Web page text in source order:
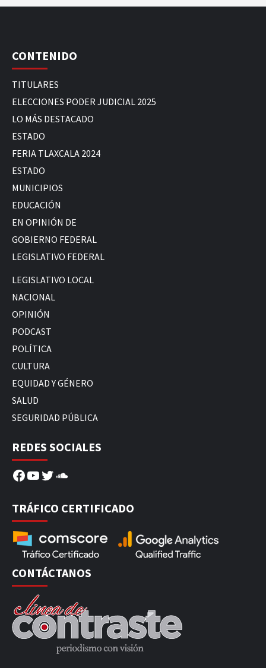
CONTENIDO
TITULARES
ELECCIONES PODER JUDICIAL 2025
LO MÁS DESTACADO
ESTADO
FERIA TLAXCALA 2024
ESTADO
MUNICIPIOS
EDUCACIÓN
EN OPINIÓN DE
GOBIERNO FEDERAL
LEGISLATIVO FEDERAL
LEGISLATIVO LOCAL
NACIONAL
OPINIÓN
PODCAST
POLÍTICA
CULTURA
EQUIDAD Y GÉNERO
SALUD
SEGURIDAD PÚBLICA
REDES SOCIALES
Facebook
YouTube
Twitter
SoundCloud
TRÁFICO CERTIFICADO
CONTÁCTANOS